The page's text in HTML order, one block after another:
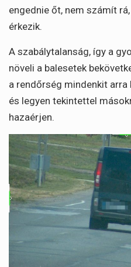
engednie őt, nem számít
érkezik.
A szabálytalanság, így a
növeli a balesetek
a rendőrség mindenkit
és legyen tekintettel
hazaérjen.